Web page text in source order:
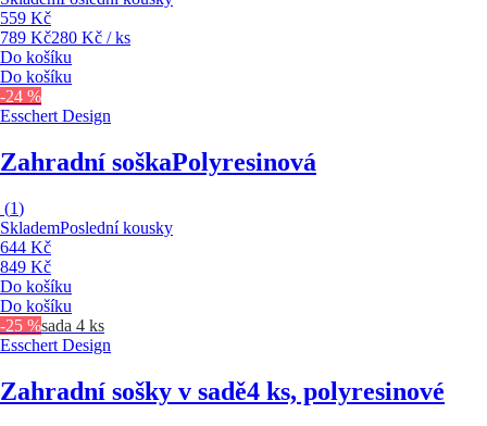
559 Kč
789 Kč280 Kč / ks
Do košíku
Do košíku
-24 %
Esschert Design
Zahradní soškaPolyresinová
(1)
SklademPoslední kousky
644 Kč
849 Kč
Do košíku
Do košíku
-25 %sada 4 ks
Esschert Design
Zahradní sošky v sadě4 ks, polyresinové